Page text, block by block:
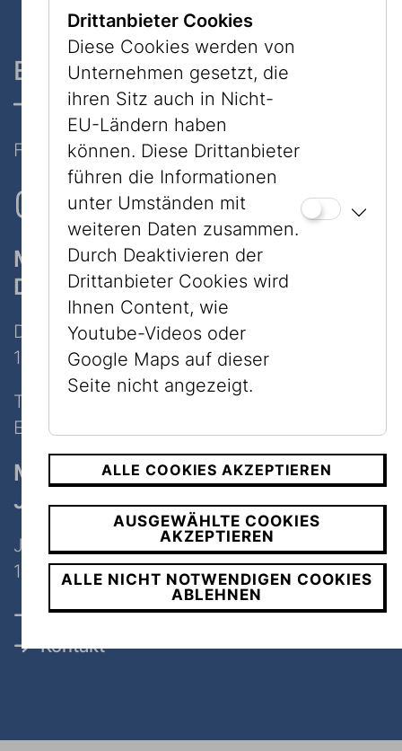
Ein Museum, zwei Standorte
– nur 7 Minuten zu Fuß
Folgen Sie uns auf Social Media
Museum
Dorotheergasse
Dorotheergasse 11
1010 Wien
Tel:
+43 1 535 04 31
E-Mail:
Museum
Judenplatz
Judenplatz 8
1010 Wien
Öffnungszeiten, Tickets & Preise
Kontakt
Drittanbieter Cookies
Diese Cookies werden von
Unternehmen gesetzt, die
ihren Sitz auch in Nicht-
EU-Ländern haben
können. Diese Drittanbieter
führen die Informationen
unter Umständen mit
weiteren Daten zusammen.
Durch Deaktivieren der
Drittanbieter Cookies wird
Ihnen Content, wie
Youtube-Videos oder
Google Maps auf dieser
Seite nicht angezeigt.
ALLE COOKIES AKZEPTIEREN
AUSGEWÄHLTE COOKIES
AKZEPTIEREN
ALLE NICHT NOTWENDIGEN COOKIES
ABLEHNEN